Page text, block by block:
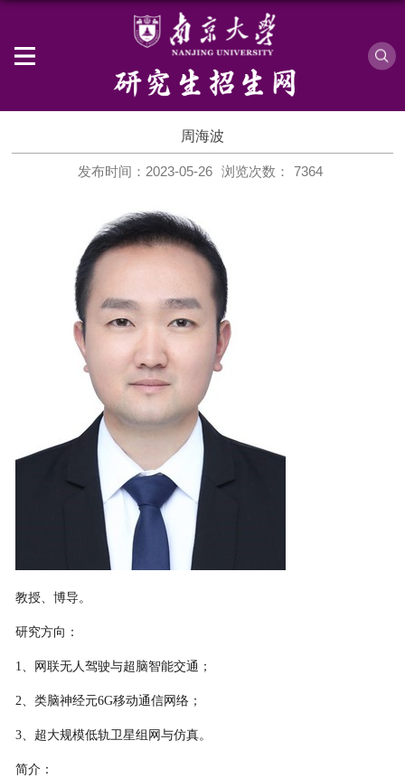
周海波
发布时间：2023-05-26 浏览次数： 7364
教授、博导。
研究方向：
1、网联无人驾驶与超脑智能交通；
2、类脑神经元6G移动通信网络；
3、超大规模低轨卫星组网与仿真。
简介：